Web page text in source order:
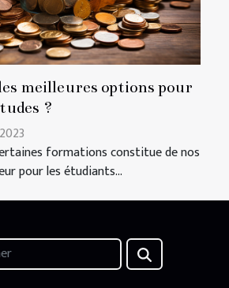
meilleures options pour
?
formations constitue de nos
pour les étudiants...